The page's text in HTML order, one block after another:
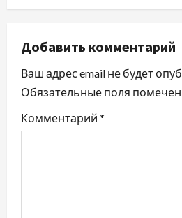
а
ц
и
я
п
Добавить комментарий
Ваш адрес email не будет
Обязательные поля
Комментарий *